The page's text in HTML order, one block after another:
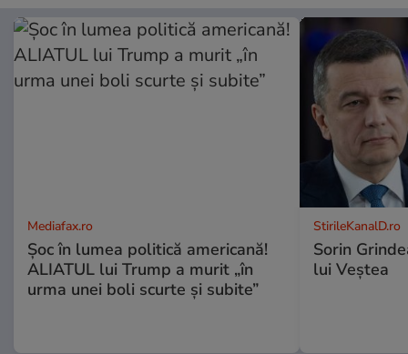
Mediafax.ro
Șoc în lumea politică americană!
ALIATUL lui Trump a murit „în
urma unei boli scurte și subite”
StirileKanalD.ro
Sorin
lui Veștea